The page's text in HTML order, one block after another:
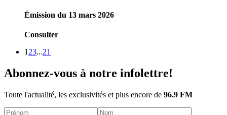
Émission du 13 mars 2026
Consulter
1 23...21
Abonnez-vous à notre infolettre!
Toute l'actualité, les exclusivités et plus encore de 96.9 FM